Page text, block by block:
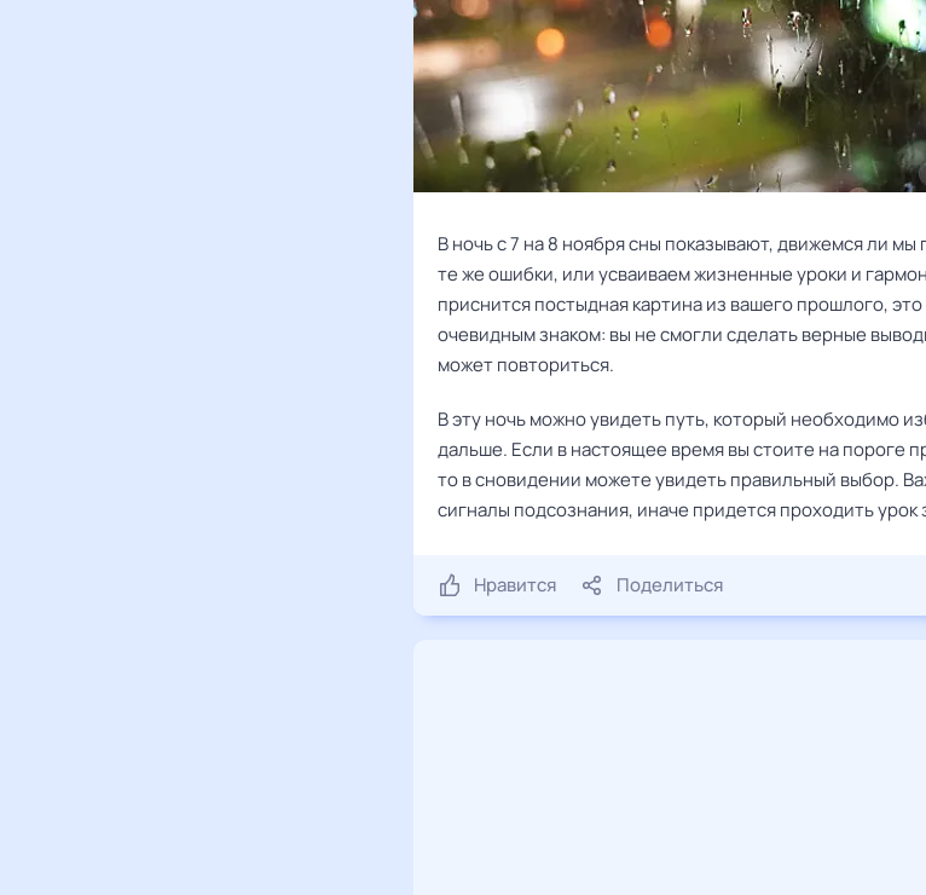
В ночь с 7 на 8 ноября сны показывают, движемся ли мы
те же ошибки, или усваиваем жизненные уроки и
приснится постыдная картина из вашего прошлого,
очевидным знаком: вы не смогли сделать верные
может повториться.
В эту ночь можно увидеть путь, который необходимо
дальше. Если в настоящее время вы стоите на пороге
то в сновидении можете увидеть правильный выбор.
сигналы подсознания, иначе придется проходить урок
Нравится Поделиться